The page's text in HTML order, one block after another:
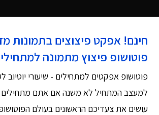
חינם! אפקט פיצוצים בתמונות
פוטושופ פיצוץ מתמונה
פוטושופ אפקטים למתחילים - שיעורי יוטיוב
למעצב המתחיל לא משנה אם אתם
עושים את צעדיכם הראשונים בעולם